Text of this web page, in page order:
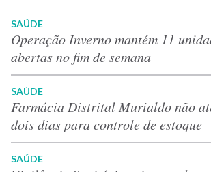
SAÚDE
Operação Inverno mantém 11
abertas no fim de semana
SAÚDE
Farmácia Distrital Murialdo não
dois dias para controle de estoque
SAÚDE